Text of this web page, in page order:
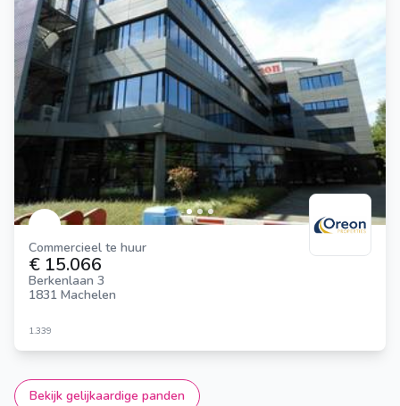
Commercieel te huur
€ 15.066
Berkenlaan 3
1831 Machelen
1.339
Bekijk gelijkaardige panden